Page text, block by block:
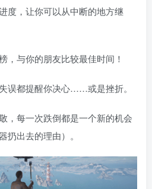
度，让你可以从中断的地方继
，与你的朋友比较最佳时间！
误都提醒你决心……或是挫折。
，每一次跌倒都是一个新的机会
扔出去的理由）。